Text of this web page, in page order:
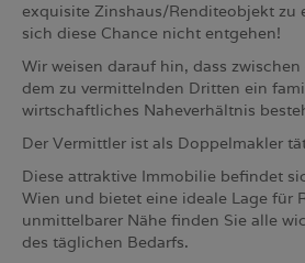
exquisite Zinshaus/Renditeobjekt zu
sich diese Chance nicht entgehen!
Wir weisen darauf hin, dass
dem zu vermittelnden Dritten ein
wirtschaftliches Naheverhältnis
Der Vermittler ist als Doppelmakler
Diese attraktive Immobilie befindet
Wien und bietet eine ideale Lage für
unmittelbarer Nähe finden Sie alle
des täglichen Bedarfs.